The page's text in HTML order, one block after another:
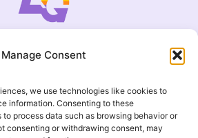
Manage Consent
we use technologies like cookies to
information. Consenting to these
process data such as browsing behavior or
consenting or withdrawing consent, may
náměstí 4, Brno
19695136
+420 737 964 783